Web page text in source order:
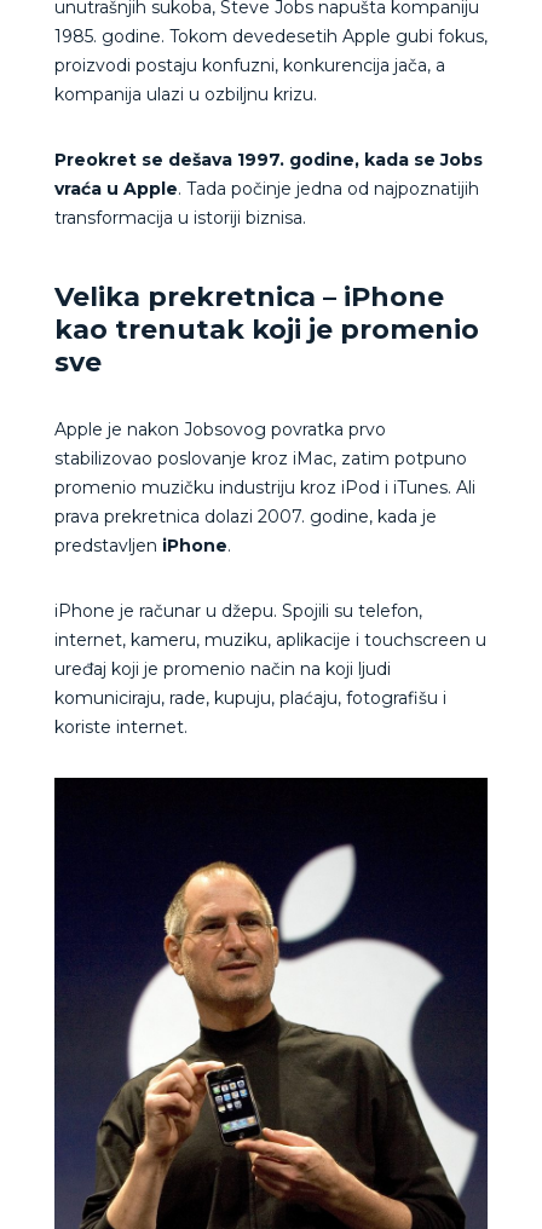
unutrašnjih sukoba, Steve Jobs napušta kompaniju
1985. godine. Tokom devedesetih Apple gubi fokus,
proizvodi postaju konfuzni, konkurencija jača, a
kompanija ulazi u ozbiljnu krizu.
Preokret se dešava 1997. godine, kada se Jobs
vraća u Apple. Tada počinje jedna od najpoznatijih
transformacija u istoriji biznisa.
Velika prekretnica – iPhone
kao trenutak koji je promenio
sve
Apple je nakon Jobsovog povratka prvo
stabilizovao poslovanje kroz iMac, zatim potpuno
promenio muzičku industriju kroz iPod i iTunes. Ali
prava prekretnica dolazi 2007. godine, kada je
predstavljen iPhone.
iPhone je računar u džepu. Spojili su telefon,
internet, kameru, muziku, aplikacije i touchscreen u
uređaj koji je promenio način na koji ljudi
komuniciraju, rade, kupuju, plaćaju, fotografišu i
koriste internet.